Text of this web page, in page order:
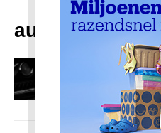
automerken
Wat je moet
Spyker uit het
7 mei 2025